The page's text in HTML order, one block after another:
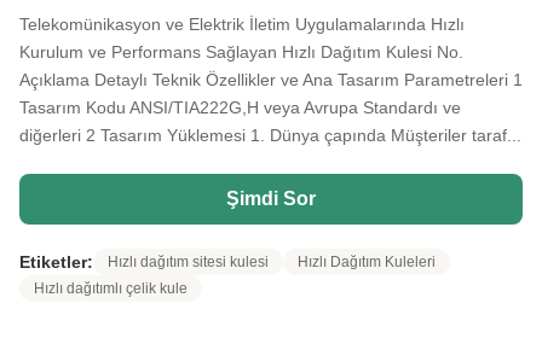
Telekomünikasyon ve Elektrik İletim Uygulamalarında Hızlı
Kurulum ve Performans Sağlayan Hızlı Dağıtım Kulesi No.
Açıklama Detaylı Teknik Özellikler ve Ana Tasarım Parametreleri 1
Tasarım Kodu ANSI/TIA222G,H veya Avrupa Standardı ve
diğerleri 2 Tasarım Yüklemesi 1. Dünya çapında Müşteriler taraf...
Şimdi Sor
Etiketler: Hızlı dağıtım sitesi kulesi
Hızlı Dağıtım Kuleleri
Hızlı dağıtımlı çelik kule